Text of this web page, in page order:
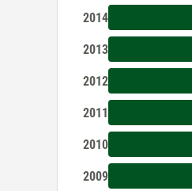
2014
2013
2012
2011
2010
2009